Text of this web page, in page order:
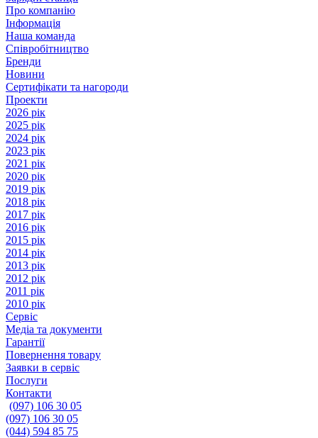
Про компанію
Інформація
Наша команда
Співробітництво
Бренди
Новини
Сертифікати та нагороди
Проекти
2026 рік
2025 рік
2024 рік
2023 рік
2021 рік
2020 рік
2019 рік
2018 рік
2017 рік
2016 рік
2015 рік
2014 рік
2013 рік
2012 рік
2011 рік
2010 рік
Сервіс
Медіа та документи
Гарантії
Повернення товару
Заявки в сервіс
Послуги
Контакти
(097) 106 30 05
(097) 106 30 05
(044) 594 85 75